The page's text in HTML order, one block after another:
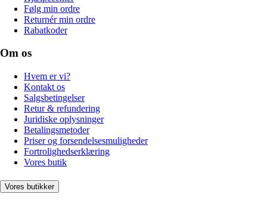
Følg min ordre
Returnér min ordre
Rabatkoder
Om os
Hvem er vi?
Kontakt os
Salgsbetingelser
Retur & refundering
Juridiske oplysninger
Betalingsmetoder
Priser og forsendelsesmuligheder
Fortrolighedserklæring
Vores butik
Vores butikker